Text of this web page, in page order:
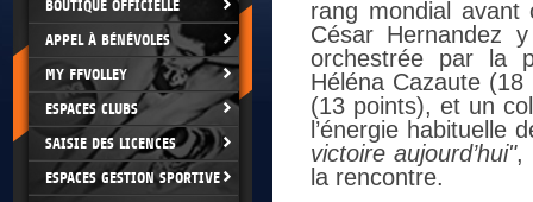
BOUTIQUE OFFICIELLE
APPEL À BÉNÉVOLES
MY FFVOLLEY
ESPACES CLUBS
SAISIE DES LICENCES
ESPACES GESTION SPORTIVE
rang mondial
César Hernandez
orchestrée par la
Héléna Cazaute
(13 points), et un
l’énergie habituelle
victoire aujourd’hui",
la rencontre.